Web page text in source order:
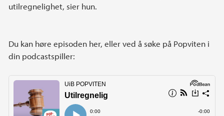
utilregnelighet, sier hun.
Du kan høre episoden her, eller ved å søke på Popviten i
din podcastspiller: